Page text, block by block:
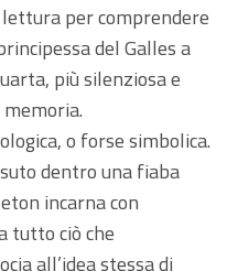
per comprendere
del Galles a
più silenziosa e
o forse simbolica.
dentro una fiaba
incarna con
tutto ciò che
all’idea stessa di